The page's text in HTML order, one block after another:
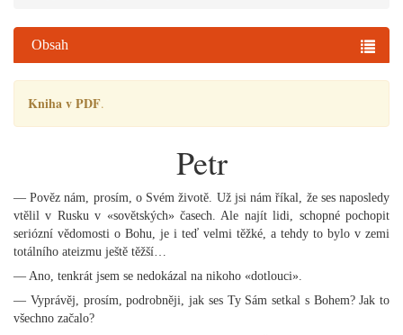
Obsah
Kniha v PDF.
Petr
— Pověz nám, prosím, o Svém životě. Už jsi nám říkal, že ses naposledy
vtělil v Rusku v «sovětských» časech. Ale najít lidi, schopné pochopit
seriózní vědomosti o Bohu, je i teď velmi těžké, a tehdy to bylo v zemi
totálního ateizmu ještě těžší…
— Ano, tenkrát jsem se nedokázal na nikoho «dotlouci».
— Vyprávěj, prosím, podrobněji, jak ses Ty Sám setkal s Bohem? Jak to
všechno začalo?